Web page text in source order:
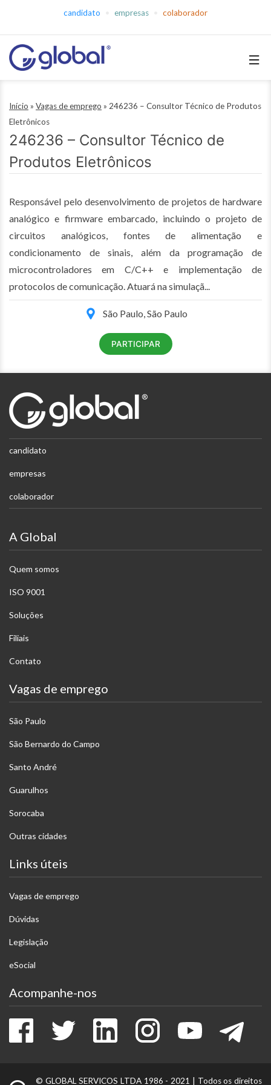
conteúdo
candidato empresas colaborador
Empregos
Início » Vagas de emprego » 246236 – Consultor Técnico de Produtos
Eletrônicos
246236 – Consultor Técnico de
Produtos Eletrônicos
Responsável pelo desenvolvimento de projetos de hardware
analógico e firmware embarcado, incluindo o projeto de
circuitos analógicos, fontes de alimentação e
condicionamento de sinais, além da programação de
microcontroladores em C/C++ e implementação de
protocolos de comunicação. Atuará na simulaçã...
São Paulo, São Paulo
PARTICIPAR
candidato
empresas
colaborador
A Global
Quem somos
ISO 9001
Soluções
Filiais
Contato
Vagas de emprego
São Paulo
São Bernardo do Campo
Santo André
Guarulhos
Sorocaba
Outras cidades
Links úteis
Vagas de emprego
Dúvidas
Legislação
eSocial
Acompanhe-nos
FacebookTwitter LinkedInInstagramYoutube
© GLOBAL SERVICOS LTDA 1986 - 2021 | Todos os direitos